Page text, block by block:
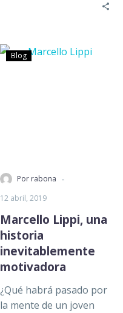
Blog
Por rabona -
12 abril, 2019
Marcello Lippi, una
historia
inevitablemente
motivadora
¿Qué habrá pasado por
la mente de un joven